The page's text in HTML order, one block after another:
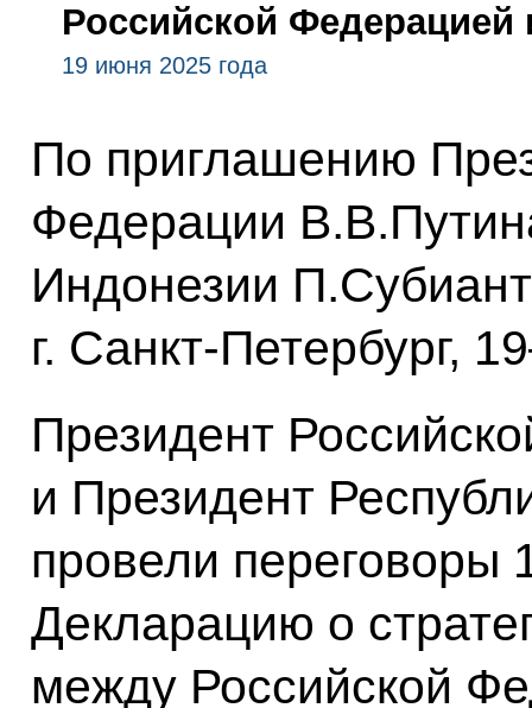
Российской Федерацией
19 июня 2025 года
По приглашению
Федерации
Индонезии
г. Санкт-Петербург,
Президент
и Президент
провели переговоры
Декларацию о
между Российской